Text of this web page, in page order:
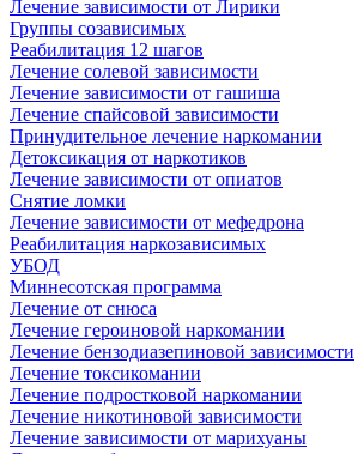
Лечение зависимости от Лирики
Группы созависимых
Реабилитация 12 шагов
Лечение солевой зависимости
Лечение зависимости от гашиша
Лечение спайсовой зависимости
Принудительное лечение наркомании
Детоксикация от наркотиков
Лечение зависимости от опиатов
Снятие ломки
Лечение зависимости от мефедрона
Реабилитация наркозависимых
УБОД
Миннесотская программа
Лечение от снюса
Лечение героиновой наркомании
Лечение бензодиазепиновой зависимости
Лечение токсикомании
Лечение подростковой наркомании
Лечение никотиновой зависимости
Лечение зависимости от марихуаны